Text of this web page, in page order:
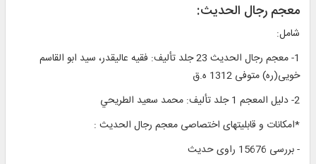
معجم رجال الحديث:
شامل:
1- معجم رجال الحديث 23 جلد تأليف: فقيه عاليقدر، سيد ابو القاسم
خويى(ره) متوفى 1312 ه.ق‏
2- دليل المعجم 1 جلد تأليف: محمد سعيد الطريحي‏
*امكانات و قابليت‏هاى اختصاصى معجم رجال الحديث :
- بررسى 15676 راوى حديث‏